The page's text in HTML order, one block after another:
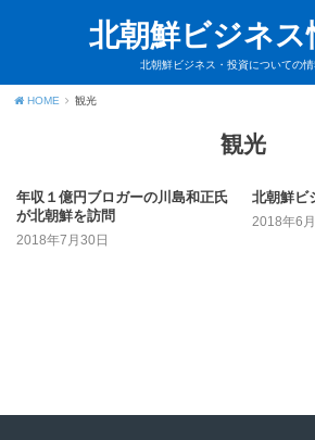
北朝鮮ビジネス
北朝鮮ビジネス・投資についての
HOME 観光
観光
年収１億円ブロガーの川島和正氏
が北朝鮮を訪問
2018年7月30日
北朝鮮ビ
2018年6